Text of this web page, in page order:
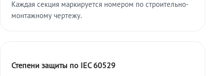
Каждая секция маркируется номером по строительно-
монтажному чертежу.
Степени защиты по IEC 60529